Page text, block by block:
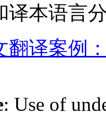
译本语言
翻译案例
: Use of